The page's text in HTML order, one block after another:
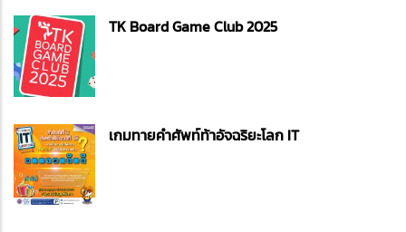
TK Board Game Club 2025
เกมทายคำศัพท์ท้าอัจฉริยะโลก IT